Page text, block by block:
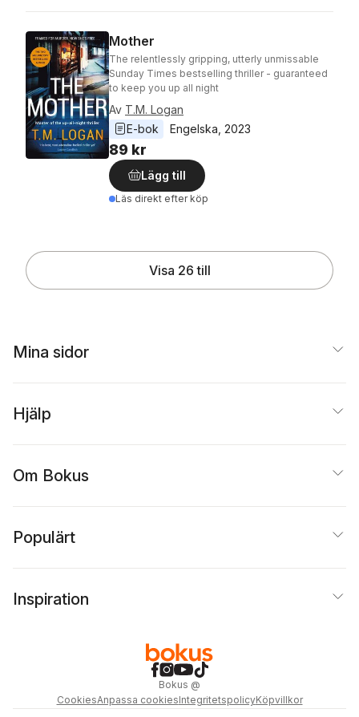
Mother
The relentlessly gripping, utterly unmissable
Sunday Times bestselling thriller - guaranteed
to keep you up all night
Av T.M. Logan
E-bok
Engelska 2023
89 kr
Lägg till
Läs direkt efter köp
Visa 26 till
Mina sidor
Hjälp
Om Bokus
Populärt
Inspiration
Bokus @
CookiesAnpassa cookiesIntegritetspolicyKöpvillkor